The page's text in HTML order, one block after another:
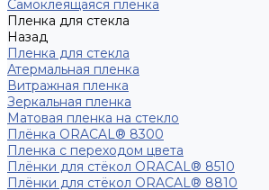
Самоклеящаяся пленка
Пленка для стекла
Назад
Пленка для стекла
Атермальная пленка
Витражная пленка
Зеркальная пленка
Матовая пленка на стекло
Плёнка ORACAL® 8300
Пленка с переходом цвета
Плёнки для стёкол ORACAL® 8510
Плёнки для стёкол ORACAL® 8810